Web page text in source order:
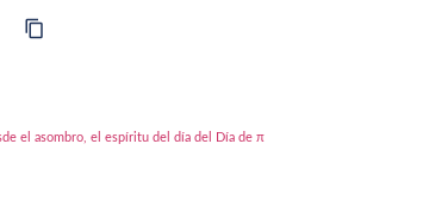
el asombro, el espíritu del día del Día de π